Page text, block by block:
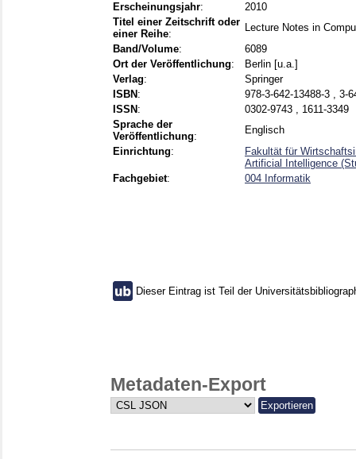
Erscheinungsjahr:
2010
Titel einer Zeitschrift oder
einer Reihe:
Lecture Notes in
Band/Volume:
6089
Ort der Veröffentlichung:
Berlin [u.a.]
Verlag:
Springer
ISBN :
978-3-642-13488-3 , 3-
ISSN :
0302-9743 , 1611-3349
Sprache der
Veröffentlichung:
Englisch
Einrichtung:
Fakultät für
Artificial Intelligence
Fachgebiet: 004 Informatik
Dieser Eintrag ist Teil der
Metadaten-Export